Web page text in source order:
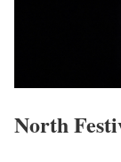
North